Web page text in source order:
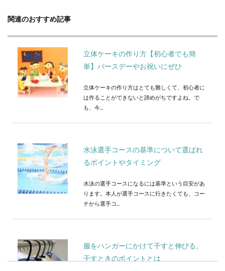
関連のおすすめ記事
立体ケーキの作り方【初心者でも簡
単】バースデーやお祝いにぜひ
立体ケーキの作り方はとても難しくて、初心者に
は作ることができないと諦めがちですよね。で
も、今...
水泳選手コースの基準について選ばれ
るポイントやタイミング
水泳の選手コースになるには基準という目安があ
ります。本人が選手コースに行きたくても、コー
チから選手コ...
服をハンガーにかけて干すと伸びる。
干すときのポイントとは